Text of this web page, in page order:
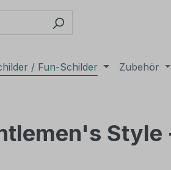
/ Fun-Schilder Zubehör
Style